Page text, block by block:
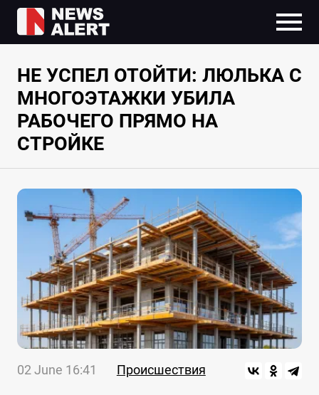
НЕ УСПЕЛ ОТОЙТИ: ЛЮЛЬКА С
МНОГОЭТАЖКИ УБИЛА
РАБОЧЕГО ПРЯМО НА
СТРОЙКЕ
02 June 16:41 Происшествия